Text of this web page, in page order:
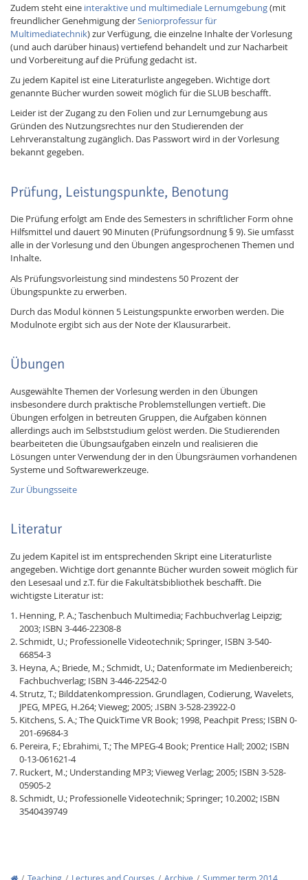
Zudem steht eine interaktive und multimediale Lernumgebung(mit
freundlicher Genehmigung derSeniorprofessur für
Multimediatechnik) zur Verfügung, die einzelne Inhalte der Vorlesung
(und auch darüber hinaus) vertiefend behandelt und zur Nacharbeit
und Vorbereitung auf die Prüfung gedacht ist.
Zu jedem Kapitel ist eine Literaturliste angegeben. Wichtige dort
genannte Bücher wurden soweit möglich für die SLUB beschafft.
Leider ist der Zugang zu den Folien und zur Lernumgebung aus
Gründen des Nutzungsrechtes nur den Studierenden der
Lehrveranstaltung zugänglich. Das Passwort wird in der Vorlesung
bekannt gegeben.
Prüfung, Leistungspunkte, Benotung
Die Prüfung erfolgt am Ende des Semesters in schriftlicher Form ohne
Hilfsmittel und dauert 90 Minuten (Prüfungsordnung § 9). Sie umfasst
alle in der Vorlesung und den Übungen angesprochenen Themen und
Inhalte.
Als Prüfungsvorleistung sind mindestens 50 Prozent der
Übungspunkte zu erwerben.
Durch das Modul können 5 Leistungspunkte erworben werden. Die
Modulnote ergibt sich aus der Note der Klausurarbeit.
Übungen
Ausgewählte Themen der Vorlesung werden in den Übungen
insbesondere durch praktische Problemstellungen vertieft. Die
Übungen erfolgen in betreuten Gruppen, die Aufgaben können
allerdings auch im Selbststudium gelöst werden. Die Studierenden
bearbeiteten die Übungsaufgaben einzeln und realisieren die
Lösungen unter Verwendung der in den Übungsräumen vorhandenen
Systeme und Softwarewerkzeuge.
Zur Übungsseite
Literatur
Zu jedem Kapitel ist im entsprechenden Skript eine Literaturliste
angegeben. Wichtige dort genannte Bücher wurden soweit möglich für
den Lesesaal und z.T. für die Fakultätsbibliothek beschafft. Die
wichtigste Literatur ist:
Henning, P. A.; Taschenbuch Multimedia; Fachbuchverlag Leipzig;
2003; ISBN 3-446-22308-8
Schmidt, U.; Professionelle Videotechnik; Springer, ISBN 3-540-
66854-3
Heyna, A.; Briede, M.; Schmidt, U.; Datenformate im Medienbereich;
Fachbuchverlag; ISBN 3-446-22542-0
Strutz, T.; Bilddatenkompression. Grundlagen, Codierung, Wavelets,
JPEG, MPEG, H.264; Vieweg; 2005; .ISBN 3-528-23922-0
Kitchens, S. A.; The QuickTime VR Book; 1998, Peachpit Press; ISBN 0-
201-69684-3
Pereira, F.; Ebrahimi, T.; The MPEG-4 Book; Prentice Hall; 2002; ISBN
0-13-061621-4
Ruckert, M.; Understanding MP3; Vieweg Verlag; 2005; ISBN 3-528-
05905-2
Schmidt, U.; Professionelle Videotechnik; Springer; 10.2002; ISBN
3540439749